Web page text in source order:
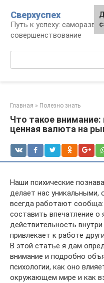
контенту
Сверхуспех
Путь к успеху:
совершенствование
Главная » Полезно знать
Что такое внимание:
ценная валюта на
Наши психические
делает нас
всегда работают
составить впечатление о
действительность
привлекает к работе
В этой статье я дам
внимание и подробно
психологии, как оно
окружающем мире и как